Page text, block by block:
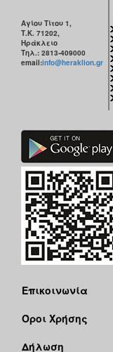
Αγίου Τίτου 1,
Τ.Κ. 71202,
Ηράκλειο
Τηλ.: 2813-409000
email:info@heraklion.gr
Επικοινωνία
Όροι Χρήσης
Δήλωση